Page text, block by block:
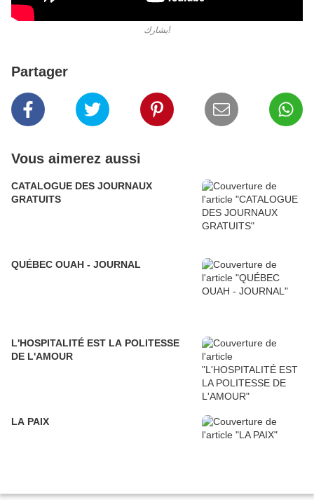
يشارك!
Partager
Vous aimerez aussi
CATALOGUE DES JOURNAUX
GRATUITS
QUÉBEC OUAH - JOURNAL
L'HOSPITALITÉ EST LA POLITESSE
DE L'AMOUR
LA PAIX